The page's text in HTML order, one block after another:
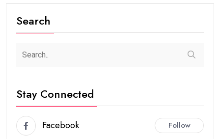
Search
Stay Connected
Facebook Follow